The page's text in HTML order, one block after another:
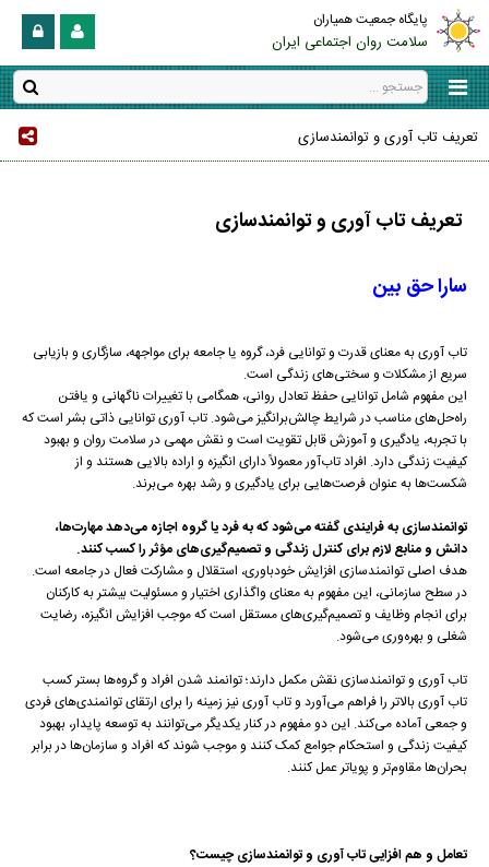
پایگاه جمعیت همیاران
سلامت روان اجتماعی ایران
تعریف تاب آوری و توانمندسازی
تعریف تاب آوری و توانمندسازی
سارا حق بین
تاب آوری به معنای قدرت و توانایی فرد، گروه یا جامعه برای مواجهه، سازگاری و بازیابی
سریع از مشکلات و سختی‌های زندگی است.
این مفهوم شامل توانایی حفظ تعادل روانی، همگامی با تغییرات ناگهانی و یافتن
راه‌حل‌های مناسب در شرایط چالش‌برانگیز می‌شود. تاب آوری توانایی ذاتی بشر است که
با تجربه، یادگیری و آموزش قابل تقویت است و نقش مهمی در سلامت روان و بهبود
کیفیت زندگی دارد. افراد تاب‌آور معمولاً دارای انگیزه و اراده بالایی هستند و از
شکست‌ها به عنوان فرصت‌هایی برای یادگیری و رشد بهره می‌برند.
توانمندسازی به فرایندی گفته می‌شود که به فرد یا گروه اجازه می‌دهد مهارت‌ها،
دانش و منابع لازم برای کنترل زندگی و تصمیم‌گیری‌های مؤثر را کسب کنند.
هدف اصلی توانمندسازی افزایش خودباوری، استقلال و مشارکت فعال در جامعه است.
در سطح سازمانی، این مفهوم به معنای واگذاری اختیار و مسئولیت بیشتر به کارکنان
برای انجام وظایف و تصمیم‌گیری‌های مستقل است که موجب افزایش انگیزه، رضایت
شغلی و بهره‌وری می‌شود.
تاب آوری و توانمندسازی نقش مکمل دارند؛ توانمند شدن افراد و گروه‌ها بستر کسب
تاب آوری بالاتر را فراهم می‌آورد و تاب آوری نیز زمینه را برای ارتقای توانمندی‌های فردی
و جمعی آماده می‌کند. این دو مفهوم در کنار یکدیگر می‌توانند به توسعه پایدار، بهبود
کیفیت زندگی و استحکام جوامع کمک کنند و موجب شوند که افراد و سازمان‌ها در برابر
بحران‌ها مقاوم‌تر و پویا‌تر عمل کنند.
تعامل و هم افزایی تاب آوری و توانمندسازی چیست؟